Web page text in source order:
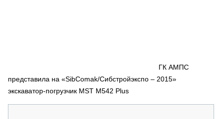
СПЕЦПРОЕКТЫ
МЕРОПРИЯТИЯ
СТАТЬИ ПО КАТЕГОРИЯМ ТЕХНИКИ
ГК АМПС
представила на «SibComak/Сибстройэкспо – 2015»
экскаватор-погрузчик MST M542 Plus